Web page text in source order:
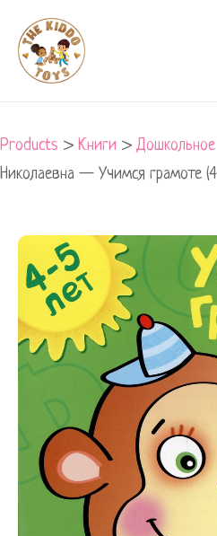
Products > Книги >
Николаевна — Учимся грамоте
Земцова
Ольга
Николаевна
-
Учимся
5
лет)
quantity